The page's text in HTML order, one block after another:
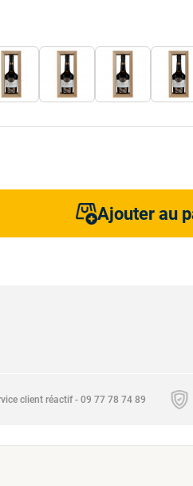
Ajouter au
client réactif - 09 77 78 74 89